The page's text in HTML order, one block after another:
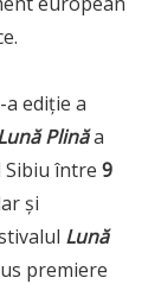
a ediție a
Plinăa
Sibiu între 9
și
Lună
premiere